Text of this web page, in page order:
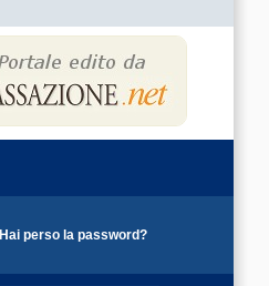
Hai perso la password?